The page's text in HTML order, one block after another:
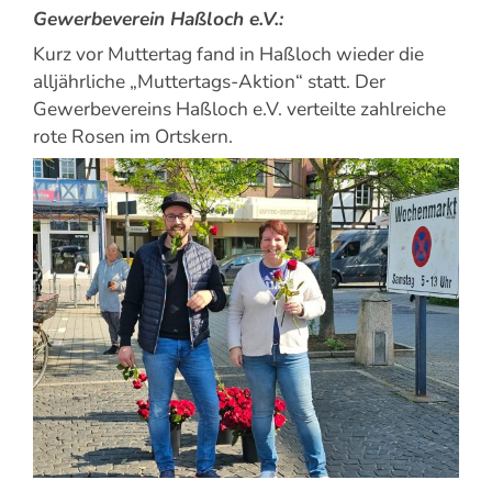
Gewerbeverein Haßloch e.V.:
Kurz vor Muttertag fand in Haßloch wieder die
alljährliche „Muttertags-Aktion“ statt. Der
Gewerbevereins Haßloch e.V. verteilte zahlreiche
rote Rosen im Ortskern.